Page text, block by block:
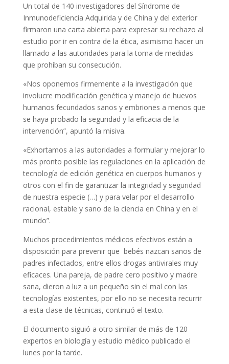
Un total de 140 investigadores del Síndrome de
Inmunodeficiencia Adquirida y de China y del exterior
firmaron una carta abierta para expresar su rechazo al
estudio por ir en contra de la ética, asimismo hacer un
llamado a las autoridades para la toma de medidas
que prohíban su consecución.
«Nos oponemos firmemente a la investigación que
involucre modificación genética y manejo de huevos
humanos fecundados sanos y embriones a menos que
se haya probado la seguridad y la eficacia de la
intervención”, apuntó la misiva.
«Exhortamos a las autoridades a formular y mejorar lo
más pronto posible las regulaciones en la aplicación de
tecnología de edición genética en cuerpos humanos y
otros con el fin de garantizar la integridad y seguridad
de nuestra especie (…) y para velar por el desarrollo
racional, estable y sano de la ciencia en China y en el
mundo”.
Muchos procedimientos médicos efectivos están a
disposición para prevenir que bebés nazcan sanos de
padres infectados, entre ellos drogas antivirales muy
eficaces. Una pareja, de padre cero positivo y madre
sana, dieron a luz a un pequeño sin el mal con las
tecnologías existentes, por ello no se necesita recurrir
a esta clase de técnicas, continuó el texto.
El documento siguió a otro similar de más de 120
expertos en biología y estudio médico publicado el
lunes por la tarde.